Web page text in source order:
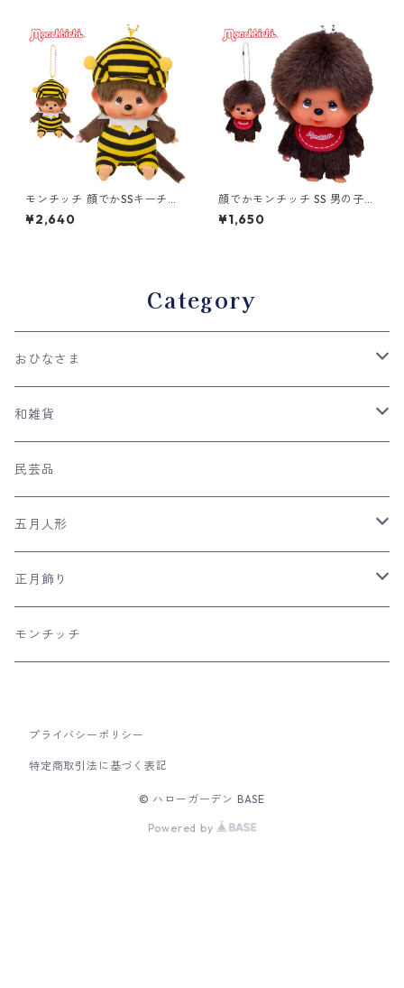
モンチッチ 顔でかSSキーチェ
ーン ミツバチ 245956 セキグ
チ(Sekiguchi)
¥2,640
顔でかモンチッチ SS 男の子
キーチェーン 257294 セキグ
チ(Sekiguchi)
¥1,650
Category
おひなさま
親王飾り
収納台飾り
平飾り
ケース飾り
木目込み人形
つるし雛
リュウコドウの和雑貨
和雑貨
手ぬぐい
ネコの和雑貨
風呂敷
日本のおみやげ
民芸品
五月人形
兜飾り
室内こいのぼり
正月飾り
羽子板飾り
モンチッチ
プライバシーポリシー
特定商取引法に基づく表記
© ハローガーデン BASE
Powered by